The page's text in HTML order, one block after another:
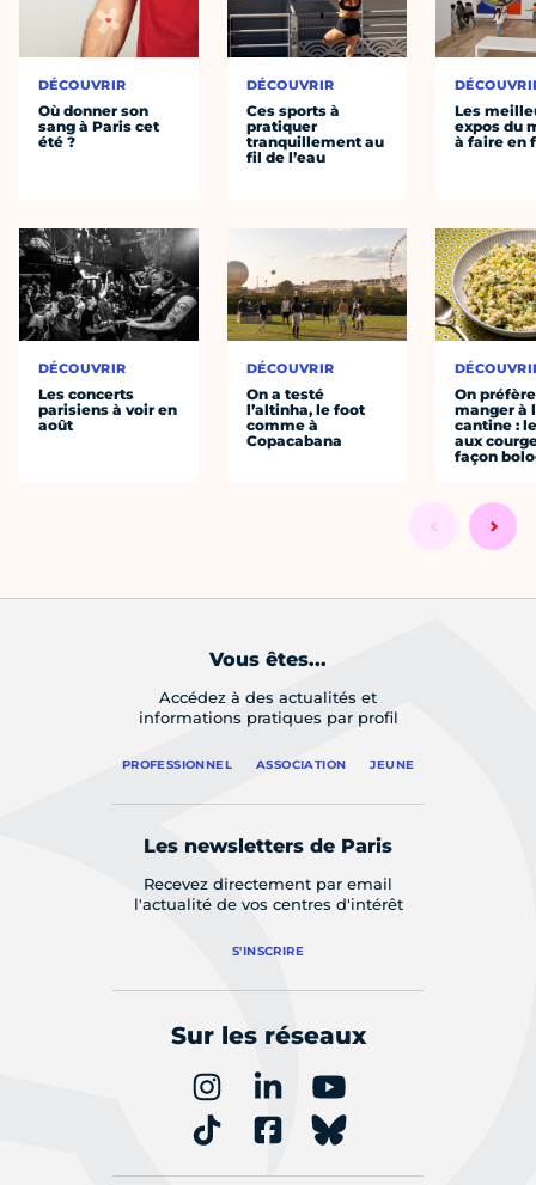
DÉCOUVRIR
Où donner son
sang à Paris cet
été ?
DÉCOUVRIR
Les concerts
parisiens à voir en
août
DÉCOUVRIR
Ces sports à
pratiquer
tranquillement au
fil de l’eau
DÉCOUVRIR
On a testé
l’altinha, le foot
comme à
Copacabana
Les
expos du
à faire en
On préfère
manger à
cantine :
aux
façon
Vous êtes...
Accédez à des actualités et
informations pratiques par profil
PROFESSIONNEL ASSOCIATION JEUNE
Les newsletters de Paris
Recevez directement par email
l'actualité de vos centres d'intérêt
S'INSCRIRE
Sur les réseaux